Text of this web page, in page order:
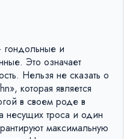
и
Это означает
Нельзя не сказать о
которая является
в своем роде в
троса и один
максимальную